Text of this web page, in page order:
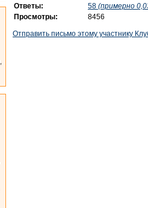
Ответы:
58 (примерно
Просмотры:
8456
Отправить письмо этому участнику